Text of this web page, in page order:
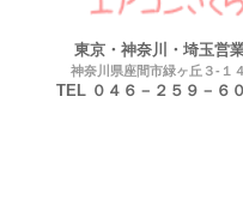
東京・神奈川・埼玉営
神奈川県座間市緑ヶ丘３-１
TEL ０４６－２５９－６